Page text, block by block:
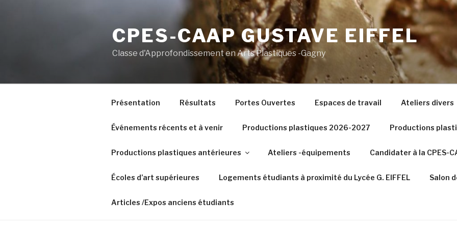
CPES-CAAP GUSTAVE EIFFEL
Classe d'Approfondissement en Arts Plastiques -Gagny
Présentation Résultats Portes Ouvertes Espaces de travail Ateliers divers
Événements récents et à venir Productions plastiques 2026-2027 Productions
Productions plastiques antérieures Ateliers -équipements Candidater à la CPES-
Écoles d’art supérieures Logements étudiants à proximité du Lycée G. EIFFEL Salon
Articles /Expos anciens étudiants